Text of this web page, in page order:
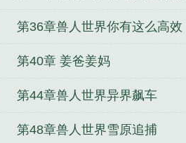
译的人才
第36章兽人世界你有这么高效
的水泥进入兽人世界
第40章 姜爸姜妈
第44章兽人世界异界飙车
第48章兽人世界雪原追捕